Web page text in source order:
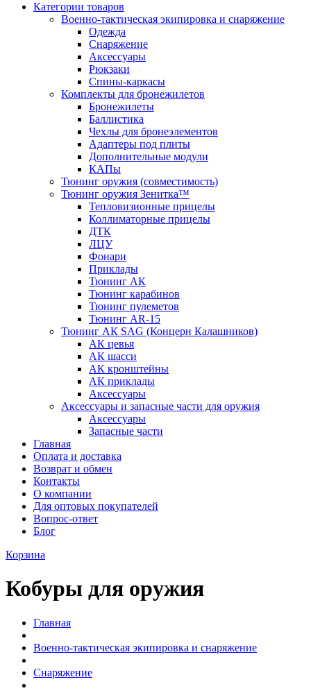
Категории товаров
Военно-тактическая экипировка и снаряжение
Одежда
Снаряжение
Аксессуары
Рюкзаки
Спины-каркасы
Комплекты для бронежилетов
Бронежилеты
Баллистика
Чехлы для бронеэлементов
Адаптеры под плиты
Дополнительные модули
КАПы
Тюнинг оружия (совместимость)
Тюнинг оружия Зенитка™
Тепловизионные прицелы
Коллиматорные прицелы
ДТК
ЛЦУ
Фонари
Приклады
Тюнинг АК
Тюнинг карабинов
Тюнинг пулеметов
Тюнинг AR-15
Тюнинг АК SAG (Концерн Калашников)
АК цевья
АК шасси
АК кронштейны
АК приклады
Аксессуары
Аксессуары и запасные части для оружия
Аксессуары
Запасные части
Главная
Оплата и доставка
Возврат и обмен
Контакты
О компании
Для оптовых покупателей
Вопрос-ответ
Блог
Корзина
Кобуры для оружия
Главная
Военно-тактическая экипировка и снаряжение
Снаряжение